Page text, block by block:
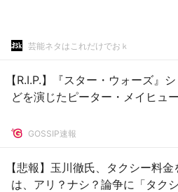
芸能ネタはこれだけでおｋ
【R.I.P.】『スター・ウォーズ』
どを演じたピーター・メイヒュ
GOSSIP速報
【悲報】玉川徹氏、タクシー料
は、アリ？ナシ？論争に「タク